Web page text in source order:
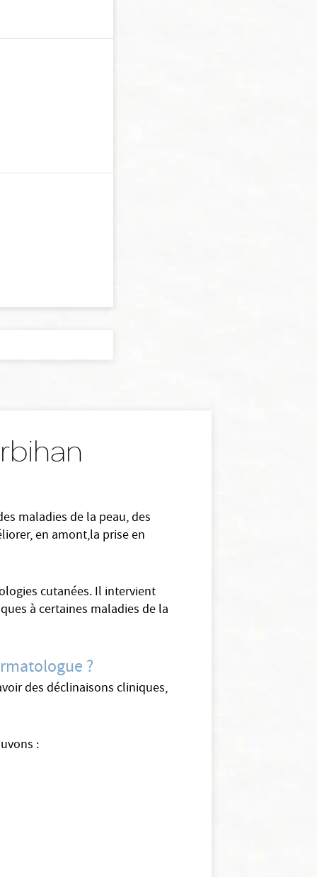
maladies de la peau, des
en amont,la prise en
cutanées. Il intervient
à certaines maladies de la
?
des déclinaisons cliniques,
: